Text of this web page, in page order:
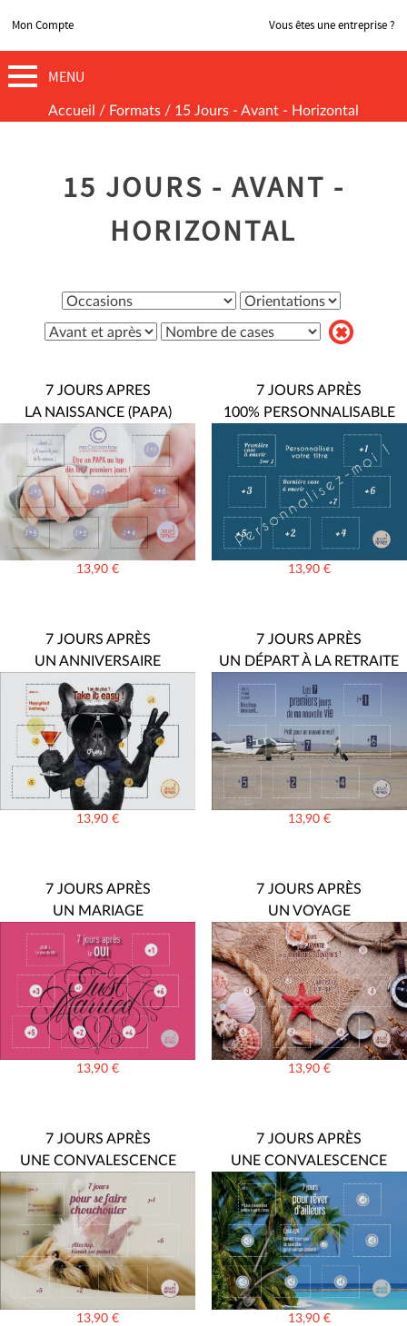
Mon Compte Vous êtes une entreprise ?
MENU
Accueil / Formats / 15 Jours - Avant - Horizontal
15 JOURS - AVANT -
HORIZONTAL
7 JOURS APRES
LA NAISSANCE (PAPA)
13,90€
7 JOURS APRÈS
100% PERSONNALISABLE
13,90 €
7 JOURS APRÈS
UN ANNIVERSAIRE
13,90€
7 JOURS APRÈS
UN DÉPART À LA RETRAITE
13,90 €
7 JOURS APRÈS
UN MARIAGE
13,90€
7 JOURS APRÈS
UN VOYAGE
13,90 €
7 JOURS APRÈS
UNE CONVALESCENCE
13,90€
7 JOURS APRÈS
UNE CONVALESCENCE
13,90 €